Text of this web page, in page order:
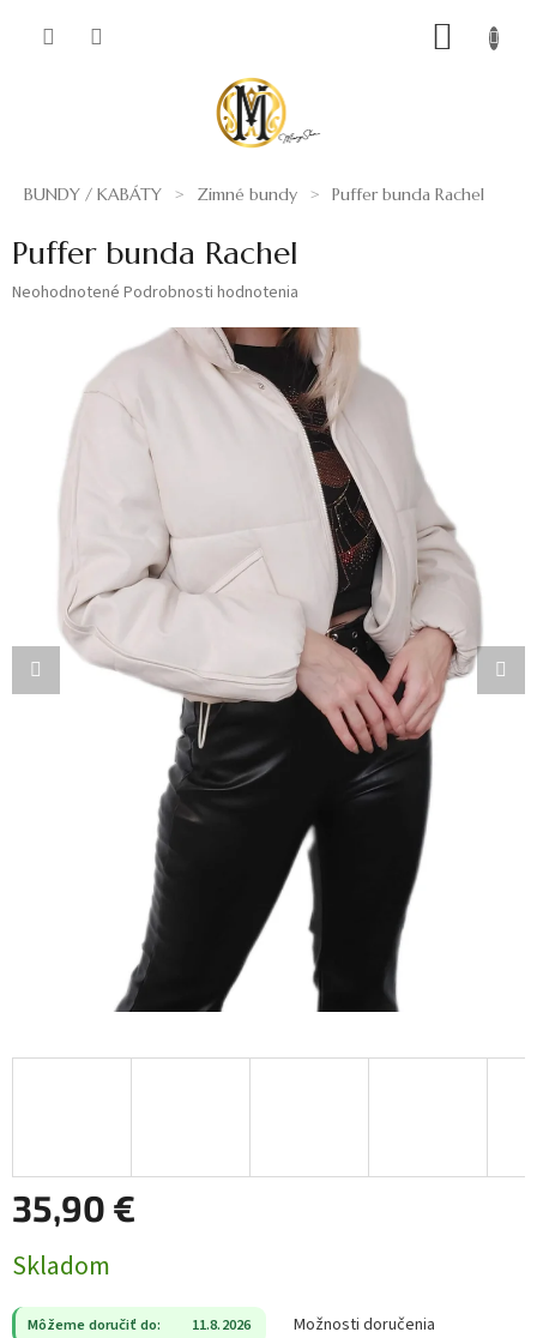
BUNDY / KABÁTY Zimné bundy Puffer bunda Rachel
Puffer bunda Rachel
Priemerné
hviezdičiek.
Neohodnotené Podrobnosti hodnotenia
35,90 €
cena:
Skladom
Môžeme doručiť do: 11.8.2026 Možnosti doručenia